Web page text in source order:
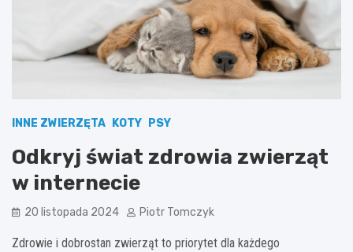
INNE ZWIERZĘTA KOTY PSY
Odkryj świat zdrowia zwierząt
w internecie
20 listopada 2024 Piotr Tomczyk
Zdrowie i dobrostan zwierząt to priorytet dla każdego